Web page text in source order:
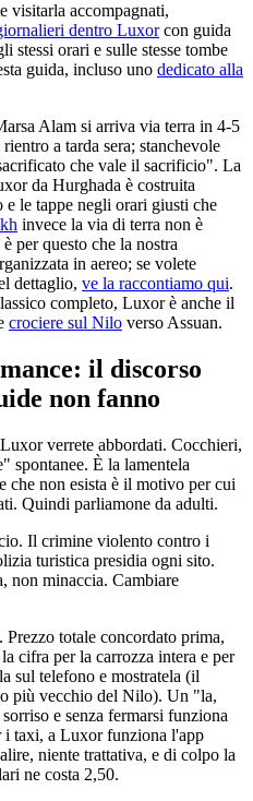
visitarla accompagnati,
dentro Luxorcon guida
stessi orari e sulle stesse tombe
guida, incluso uno dedicato alla
Alam si arriva via terra in 4-5
a tarda sera; stanchevole
che vale il sacrificio". La
da Hurghada è costruita
le tappe negli orari giusti che
invece la via di terra non è
per questo che la nostra
in aereo; se volete
dettaglio, ve la raccontiamo qui.
completo, Luxor è anche il
crociere sul Nilo verso Assuan.
il discorso
non fanno
verrete abbordati. Cocchieri,
spontanee. È la lamentela
che non esista è il motivo per cui
Quindi parliamone da adulti.
Il crimine violento contro i
turistica presidia ogni sito.
non minaccia. Cambiare
totale concordato prima,
cifra per la carrozza intera e per
sul telefono e mostratela (il
più vecchio del Nilo). Un "la,
e senza fermarsi funziona
taxi, a Luxor funziona l'app
niente trattativa, e di colpo la
ne costa 2,50.